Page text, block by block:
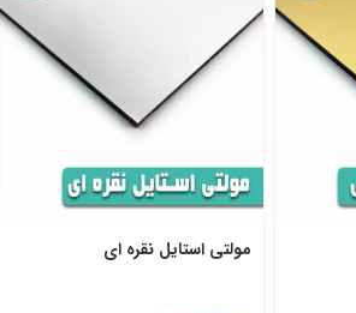
مولتی استایل نقره ای